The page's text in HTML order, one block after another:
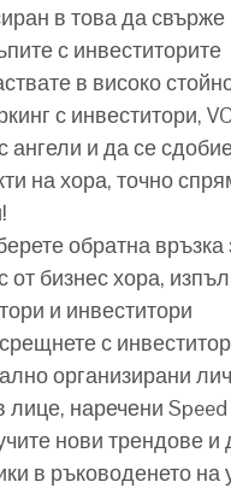
в това да свърже
с инвеститорите
в високо
с инвеститори,
ангели и да се
на хора, точно
обратна
от бизнес хора,
и инвеститори
с
организирани
лице, наречени
нови трендове и
в ръководенето на